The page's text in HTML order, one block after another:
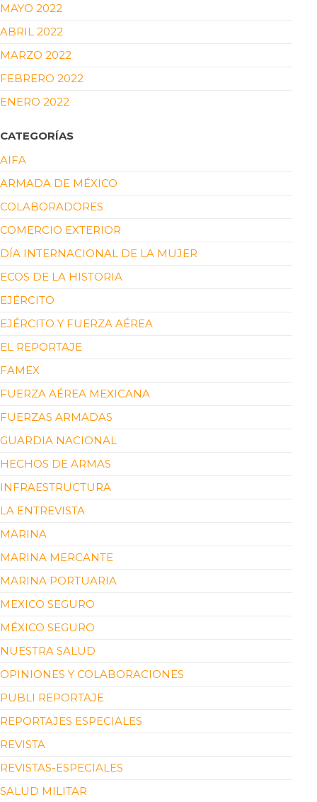
MAYO 2022
ABRIL 2022
MARZO 2022
FEBRERO 2022
ENERO 2022
CATEGORÍAS
AIFA
ARMADA DE MÉXICO
COLABORADORES
COMERCIO EXTERIOR
DÍA INTERNACIONAL DE LA MUJER
ECOS DE LA HISTORIA
EJÉRCITO
EJÉRCITO Y FUERZA AÉREA
EL REPORTAJE
FAMEX
FUERZA AÉREA MEXICANA
FUERZAS ARMADAS
GUARDIA NACIONAL
HECHOS DE ARMAS
INFRAESTRUCTURA
LA ENTREVISTA
MARINA
MARINA MERCANTE
MARINA PORTUARIA
MEXICO SEGURO
MÉXICO SEGURO
NUESTRA SALUD
OPINIONES Y COLABORACIONES
PUBLI REPORTAJE
REPORTAJES ESPECIALES
REVISTA
REVISTAS-ESPECIALES
SALUD MILITAR